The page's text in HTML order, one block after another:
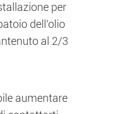
per
dell'olio
al 2/3
aumentare